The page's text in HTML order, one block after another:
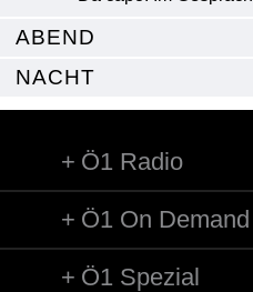
ABEND
NACHT
Ö1 Radio
Ö1 On Demand
Ö1 Spezial